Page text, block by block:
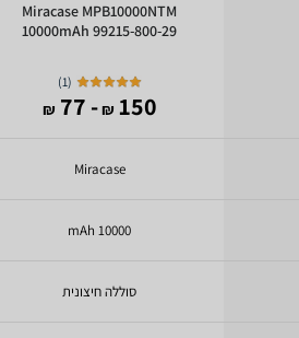
Miracase MPB10000NTM
10000mAh 99215-800-29
(
1
)
150
₪
- 77
₪
Miracase
10000 mAh
סוללה חיצונית